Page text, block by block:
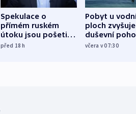
Spekulace o
přímém ruském
útoku jsou pošetilé,
míní estonský
před 18h
Pobyt u
ploch zvyšuje
duševní
ukázala
včera v 07:30